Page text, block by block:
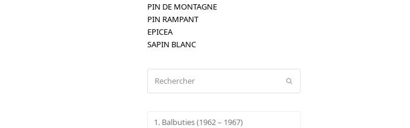
PIN DE MONTAGNE
PIN RAMPANT
EPICEA
SAPIN BLANC
1. Balbuties (1962 – 1967)